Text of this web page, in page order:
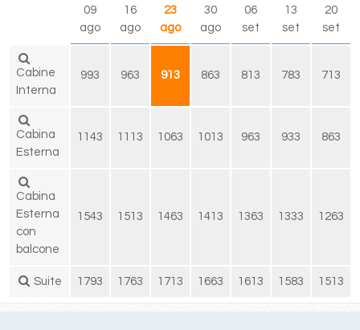
09
ago
16
ago
23
ago
30
ago
06
set
13
set
20
set
Cabine
Interna
993 963 913 863 813 783 713
Cabina
Esterna
1143 1113 1063 1013 963 933 863
Cabina
Esterna
con
balcone
1543 1513 1463 1413 1363 1333 1263
Suite 1793 1763 1713 1663 1613 1583 1513